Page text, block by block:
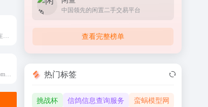
中国领先的闲置二手交易平台
查看完整榜单
热门标签
挑战杯 信鸽信息查询服务 蛮蜗模型网